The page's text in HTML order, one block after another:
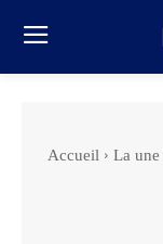
Accueil La une